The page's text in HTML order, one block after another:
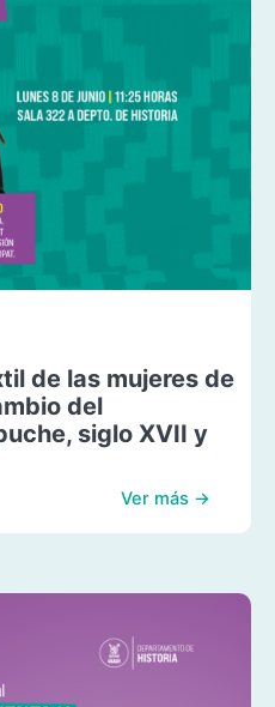
de las mujeres de
del
siglo XVII y
Ver más →